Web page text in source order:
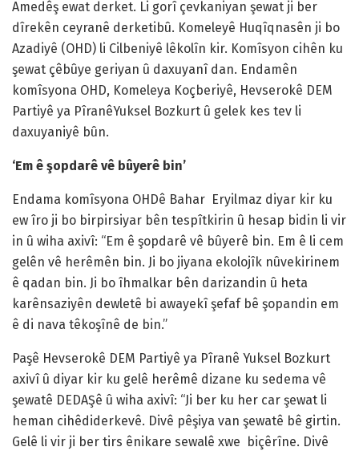
Amedêş ewat derket. Li gorî çevkaniyan şewat ji ber
dîrekên ceyranê derketibû. Komeleyê Huqîqnasên ji bo
Azadiyê (OHD) li Cilbeniyê lêkolîn kir. Komîsyon cihên ku
şewat çêbûye geriyan û daxuyanî dan. Endamên
komîsyona OHD, Komeleya Koçberiyê, Hevserokê DEM
Partiyê ya PîranêYuksel Bozkurt û gelek kes tev li
daxuyaniyê bûn.
‘Em ê şopdarê vê bûyerê bin’​
Endama komîsyona OHDê Bahar Eryilmaz diyar kir ku
ew îro ji bo birpirsiyar bên tespîtkirin û hesap bidin li vir
in û wiha axivî: “Em ê şopdarê vê bûyerê bin. Em ê li cem
gelên vê herêmên bin. Ji bo jiyana ekolojîk nûvekirinem
ê qadan bin. Ji bo îhmalkar bên darizandin û heta
karênsaziyên dewletê bi awayekî şefaf bê şopandin em
ê di nava têkoşînê de bin.”
Paşê Hevserokê DEM Partiyê ya Pîranê Yuksel Bozkurt
axivî û diyar kir ku gelê herêmê dizane ku sedema vê
şewatê DEDAŞê û wiha axivî: “Ji ber ku her car şewat li
heman cihêdiderkevê. Divê pêşiya van şewatê bê girtin.
Gelê li vir ji ber tirs ênikare sewalê xwe biçêrîne. Divê